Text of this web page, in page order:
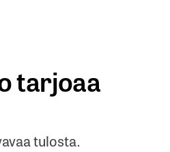
tarjoaa
tulosta.